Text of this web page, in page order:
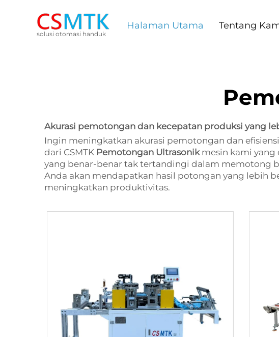
solusi otomasi handuk
Halaman Utama Tentang
Akurasi pemotongan dan kecepatan produksi yang
Ingin meningkatkan akurasi pemotongan dan
dari CSMTK Pemotongan Ultrasonik mesin kami
yang benar-benar tak tertandingi dalam memotong
Anda akan mendapatkan hasil potongan yang lebih
meningkatkan produktivitas.